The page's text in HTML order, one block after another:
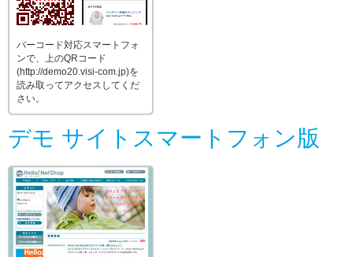
バーコード対応スマートフォ
ンで、上のQRコード
(http://demo20.visi-com.jp)を
読み取ってアクセスしてくだ
さい。
デモ サイトスマートフォン版